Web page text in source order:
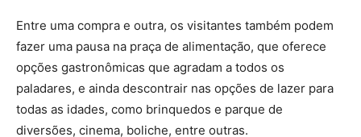
Entre uma compra e outra, os visitantes também podem
fazer uma pausa na praça de alimentação, que oferece
opções gastronômicas que agradam a todos os
paladares, e ainda descontrair nas opções de lazer para
todas as idades, como brinquedos e parque de
diversões, cinema, boliche, entre outras.